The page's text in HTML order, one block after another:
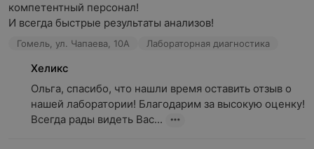
компетентный персонал!
И всегда быстрые результаты анализов!
Гомель, ул. Чапаева, 10А Лабораторная диагностика
Хеликс
Ольга, спасибо, что нашли время оставить отзыв о
нашей лаборатории! Благодарим за высокую оценку!
Всегда рады видеть Вас...